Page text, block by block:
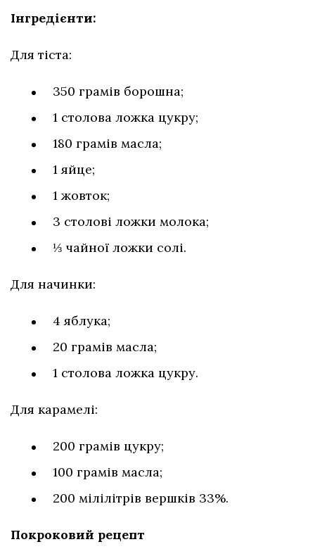
Інгредієнти:
Для тіста:
350 грамів борошна;
1 столова ложка цукру;
180 грамів масла;
1 яйце;
1 жовток;
3 столові ложки молока;
⅓ чайної ложки солі.
Для начинки:
4 яблука;
20 грамів масла;
1 столова ложка цукру.
Для карамелі:
200 грамів цукру;
100 грамів масла;
200 мілілітрів вершків 33%.
Покроковий рецепт